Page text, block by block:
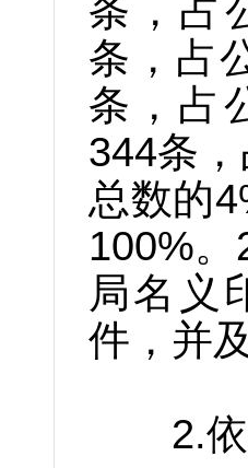
条，占
条，占
条，占
344条
总数的
100%
局名义
件，并
2.依